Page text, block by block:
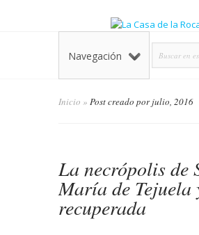
Navegación
Inicio » Post creado por julio, 2016
La necrópolis de
María de Tejuela
recuperada